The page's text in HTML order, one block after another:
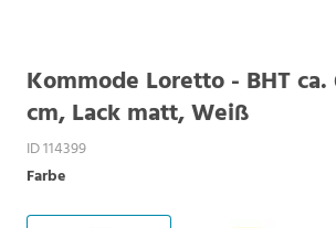
Kommode Loretto - BHT ca.
cm, Lack matt, Weiß
ID 114399
Farbe